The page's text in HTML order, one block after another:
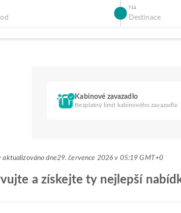
Na
Kabinové zavazadlo
Bezplatný limit kabinového zavazadla:
aktualizováno dne29. července 2026 v 05:19 GMT+0
a získejte ty nejlepší